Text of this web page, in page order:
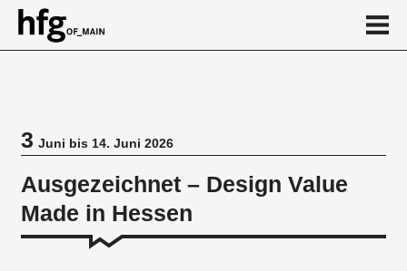
3Juni bis 14. Juni 2026
Ausgezeichnet – Design Value
Made in Hessen